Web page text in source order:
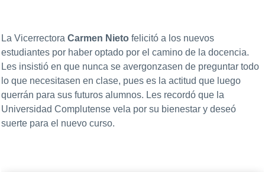
La VicerrectoraCarmen Nieto felicitó a los nuevos
estudiantes por haber optado por el camino de la docencia.
Les insistió en que nunca se avergonzasen de preguntar todo
lo que necesitasen en clase, pues es la actitud que luego
querrán para sus futuros alumnos. Les recordó que la
Universidad Complutense vela por su bienestar y deseó
suerte para el nuevo curso.